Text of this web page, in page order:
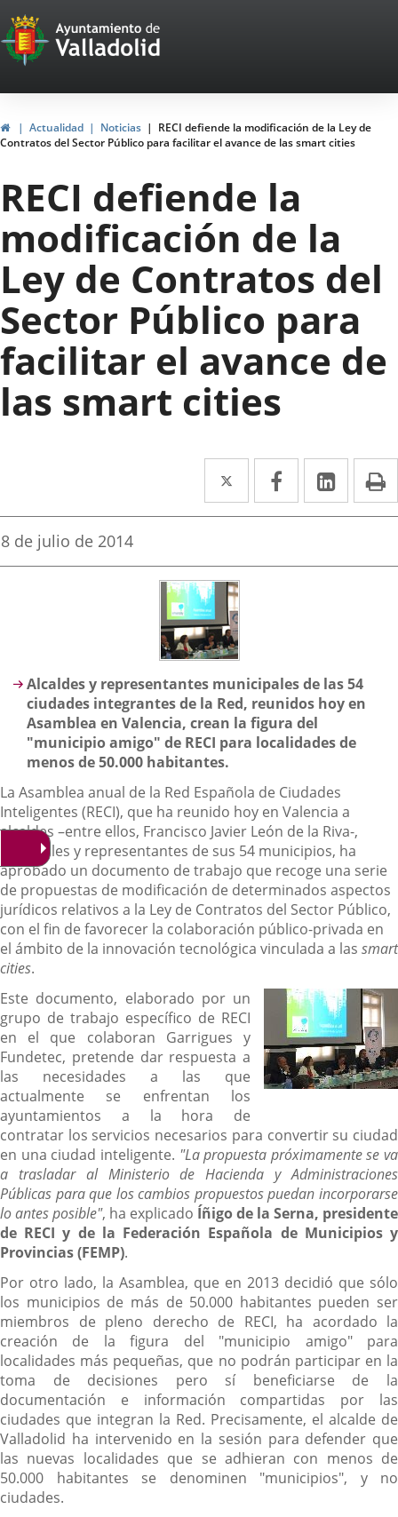
Portal
Web
del
Ayuntamiento
de
Valladolid
HomeActualidad Noticias
RECI defiende la modificación de la Ley de
Contratos del Sector Público para facilitar el avance de las smart cities
RECI defiende la
modificación de la
Ley de Contratos del
Sector Público para
facilitar el avance de
las smart cities
Twitter
Enlace
a
aplicación
externa.
Facebook
Enlace
a
aplicación
Enlace
a
Fecha
la
8 de julio de 2014
Descripción
Alcaldes y representantes municipales de las 54
ciudades integrantes de la Red, reunidos hoy en
Asamblea en Valencia, crean la figura del
"municipio amigo" de RECI para localidades de
menos de 50.000 habitantes.
La Asamblea anual de la Red Española de Ciudades
Inteligentes (RECI), que ha reunido hoy en Valencia a
alcaldes –entre ellos, Francisco Javier León de la Riva-,
concejales y representantes de sus 54 municipios, ha
aprobado un documento de trabajo que recoge una serie
de propuestas de modificación de determinados aspectos
jurídicos relativos a la Ley de Contratos del Sector Público,
con el fin de favorecer la colaboración público-privada en
el ámbito de la innovación tecnológica vinculada a las smart
cities.
Este documento, elaborado por un
grupo de trabajo específico de RECI
en el que colaboran Garrigues y
Fundetec, pretende dar respuesta a
las necesidades a las que
actualmente se enfrentan los
ayuntamientos a la hora de
contratar los servicios necesarios para convertir su ciudad
en una ciudad inteligente. "La propuesta próximamente se va
a trasladar al Ministerio de Hacienda y Administraciones
Públicas para que los cambios propuestos puedan incorporarse
lo antes posible", ha explicado Íñigo de la Serna, presidente
de RECI y de la Federación Española de Municipios y
Provincias (FEMP).
Por otro lado, la Asamblea, que en 2013 decidió que sólo
los municipios de más de 50.000 habitantes pueden ser
miembros de pleno derecho de RECI, ha acordado la
creación de la figura del "municipio amigo" para
localidades más pequeñas, que no podrán participar en la
toma de decisiones pero sí beneficiarse de la
documentación e información compartidas por las
ciudades que integran la Red. Precisamente, el alcalde de
Valladolid ha intervenido en la sesión para defender que
las nuevas localidades que se adhieran con menos de
50.000 habitantes se denominen "municipios", y no
ciudades.